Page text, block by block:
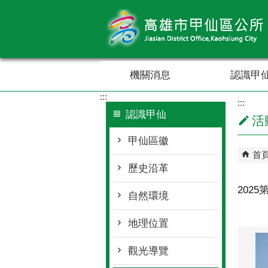
機關消息 認識甲
:::
認識甲仙
甲仙區徽
歷史沿革
自然環境
地理位置
觀光導覽
:::
活
首
2025